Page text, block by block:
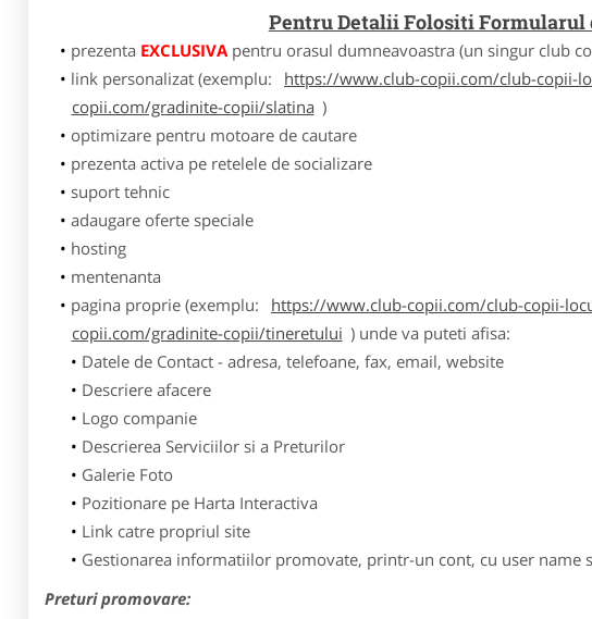
Pentru Detalii Folositi Formularul
prezenta EXCLUSIVApentru orasul dumneavoastra (un singur club
link personalizat (exemplu:
https://www.club-copii.com/club-copii-
copii.com/gradinite-copii/slatina )
optimizare pentru motoare de cautare
prezenta activa pe retelele de socializare
suport tehnic
adaugare oferte speciale
hosting
mentenanta
pagina proprie (exemplu:
https://www.club-copii.com/club-copii-
copii.com/gradinite-copii/tineretului ) unde va puteti afisa:
Datele de Contact - adresa, telefoane, fax, email, website
Descriere afacere
Logo companie
Descrierea Serviciilor si a Preturilor
Galerie Foto
Pozitionare pe Harta Interactiva
Link catre propriul site
Gestionarea informatiilor promovate, printr-un cont, cu user name
Preturi promovare: